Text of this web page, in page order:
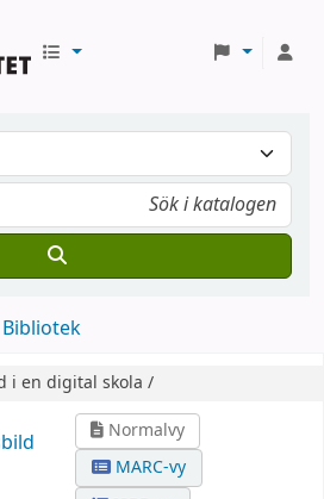
Bibliotek
i en digital skola /
Normalvy
MARC-vy